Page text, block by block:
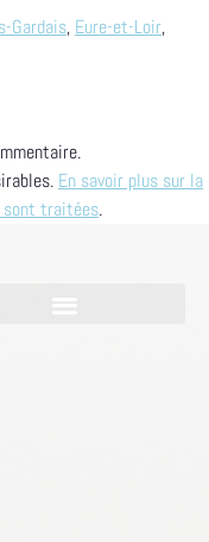
Gardais, Eure-et-Loir,
En savoir plus sur la
sont traitées.